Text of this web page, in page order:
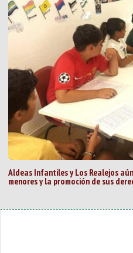
Aldeas Infantiles y Los Realejos
menores y la promoción de sus